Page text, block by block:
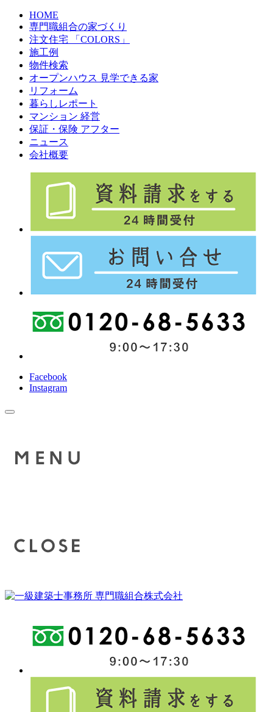
HOME
専門職組合の家づくり
注文住宅 「COLORS」
施工例
物件検索
オープンハウス 見学できる家
リフォーム
暮らしレポート
マンション 経営
保証・保険 アフター
ニュース
会社概要
Facebook
Instagram